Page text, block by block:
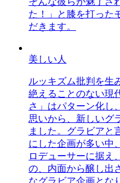
た！」と膝を打った
だきます。
美しい人
ルッキズム批判を生
絶えることのない現
さ」はパターン化し
思いから、新しいグ
ました。グラビアと
にした企画が多い中
ロデューサーに据え
の、内面から醸し出
なグラビア企画とな